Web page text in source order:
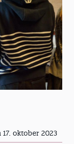
oktober 2023